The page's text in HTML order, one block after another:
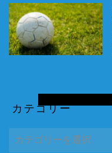
カテゴリー